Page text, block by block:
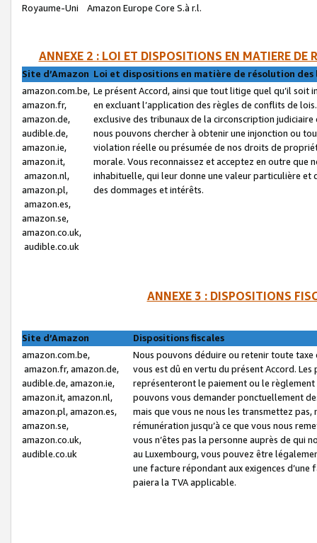
Royaume-Uni
Amazon Europe Core S.à r.l.
ANNEXE 2 : LOI ET DISPOSITIONS EN MATIERE DE
Site d’Amazon Loi et dispositions en matière de résolution
amazon.com.be,
amazon.fr,
amazon.de,
audible.de,
amazon.ie,
amazon.it,
amazon.nl,
amazon.pl,
amazon.es,
amazon.se,
amazon.co.uk,
audible.co.uk
Le présent Accord, ainsi que tout litige quel qu’il soit
en excluant l’application des règles de conflits de
exclusive des tribunaux de la circonscription
nous pouvons chercher à obtenir une injonction ou
violation réelle ou présumée de nos droits de
morale. Vous reconnaissez et acceptez en outre que
inhabituelle, qui leur donne une valeur particulière
des dommages et intérêts.
ANNEXE 3 : DISPOSITIONS
Site d’Amazon
Dispositions fiscales
amazon.com.be,
amazon.fr, amazon.de,
audible.de, amazon.ie,
amazon.it, amazon.nl,
amazon.pl, amazon.es,
amazon.se,
amazon.co.uk,
audible.co.uk
Nous pouvons déduire ou retenir toute
vous est dû en vertu du présent Accord.
représenteront le paiement ou le
pouvons vous demander ponctuellement
mais que vous ne nous les transmettez
rémunération jusqu’à ce que vous nous
vous n’êtes pas la personne auprès de qui
au Luxembourg, vous pouvez être
une facture répondant aux exigences
paiera la TVA applicable.